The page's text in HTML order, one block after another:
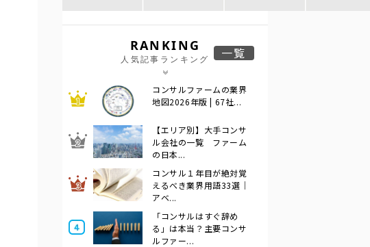
RANKING
人気記事ランキング 一覧
コンサルファームの業界
地図2026年版 | 67社...
【エリア別】大手コンサ
ル会社の一覧 ファーム
の日本...
コンサル１年目が絶対覚
えるべき業界用語33選｜
アベ...
「コンサルはすぐ辞め
る」は本当？主要コンサ
ルファー...